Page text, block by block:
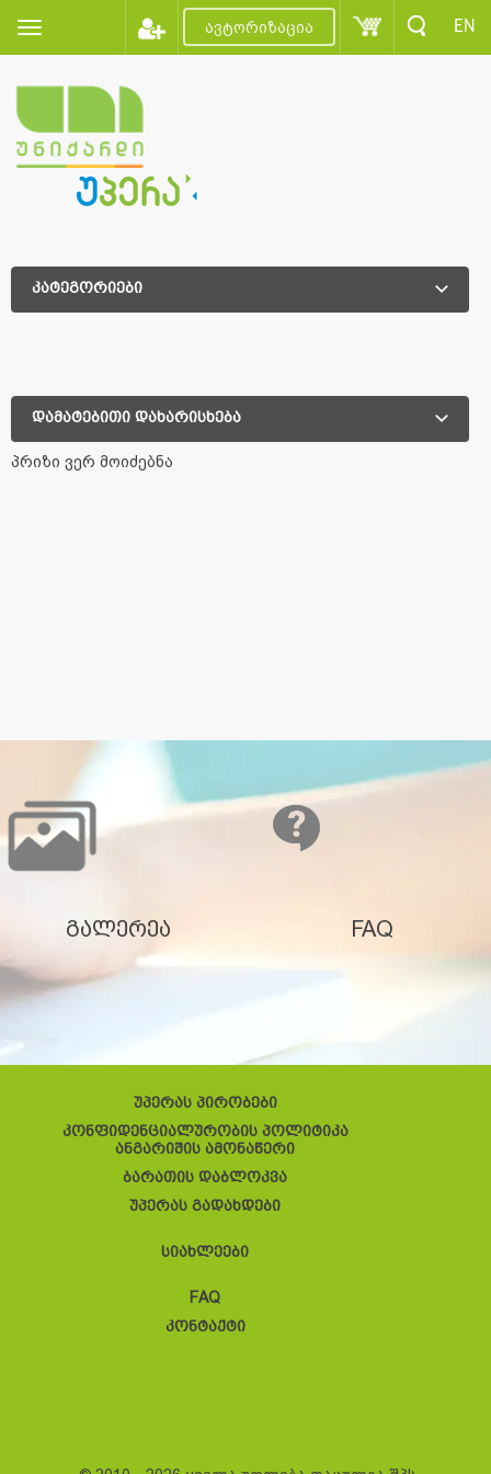
ავტორიზაცია EN
კატეგორიები
დამატებითი დახარისხება
პრიზი ვერ მოიძებნა
გალერეა FAQ
უპერას პირობები
კონფიდენციალურობის პოლიტიკა
ანგარიშის ამონაწერი
ბარათის დაბლოკვა
უპერას გადახდები
სიახლეები
FAQ
კონტაქტი